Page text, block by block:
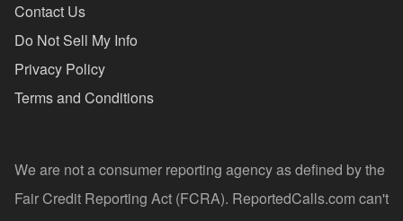
Contact Us
Do Not Sell My Info
Privacy Policy
Terms and Conditions
We are not a consumer reporting agency as defined by the
Fair Credit Reporting Act (FCRA). ReportedCalls.com can't